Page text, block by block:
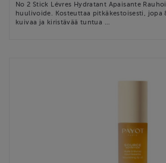
No 2 Stick Lévres Hydratant Apaisante
huulivoide. Kosteuttaa pitkäkestoisesti, jopa
kuivaa ja kiristävää tuntua …